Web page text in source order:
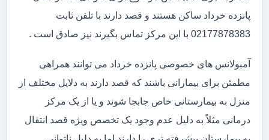
پانزده خرداد ساکن هستند و قصد دارند با تلفن ثابت
02177878383 با این مرکز تماس بگیرند نیز صادق است .
آمبولانس های خصوصی پانزده خرداد می توانند همراهی
مطمئن برای بیمارانی باشند که قصد دارند به دلایل مختلف از
منزل به بیمارستانی خاص جابجا شوند و یا از یک مرکز
درمانی مثلاً به دلیل عدم وجود یک تخصص ویژه قصد انتقال